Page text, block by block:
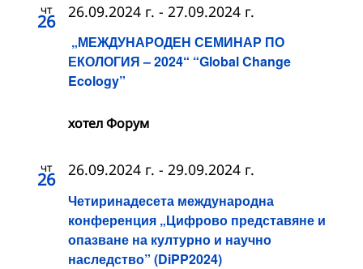
чт
26
„МЕЖДУНАРОДЕН СЕМИНАР ПО
ЕКОЛОГИЯ – 2024“ “Global Change
Ecology”
26.09.2024 г. - 27.09.2024 г.
хотел Форум
чт
26
Четиринадесета международна
конференция „Цифрово представяне и
опазване на културно и научно
наследство” (DiPP2024)
26.09.2024 г. - 29.09.2024 г.